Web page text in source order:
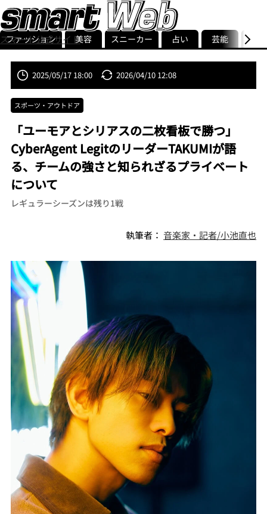
スマート公式サイト
smart最新号
記事一覧ランキング
ストリ
ファッション 美容 スニーカー 占い 芸能 グル
2025/05/17 18:00 2026/04/10 12:08
スポーツ・アウトドア
「ユーモアとシリアスの二枚看板で勝つ」
CyberAgent LegitのリーダーTAKUMIが語
る、チームの強さと知られざるプライベート
について
レギュラーシーズンは残り1戦
執筆者：音楽家・記者/小池直也